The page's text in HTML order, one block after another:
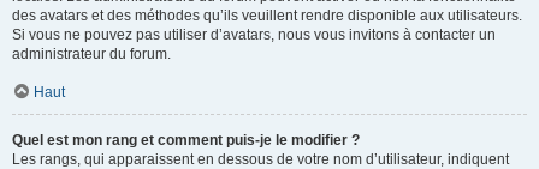
des avatars et des méthodes qu’ils veuillent rendre disponible aux utilisateurs.
Si vous ne pouvez pas utiliser d’avatars, nous vous invitons à contacter un
administrateur du forum.
Haut
Quel est mon rang et comment puis-je le modifier ?
Les rangs, qui apparaissent en dessous de votre nom d’utilisateur, indiquent